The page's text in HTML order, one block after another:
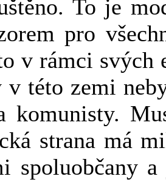
To je
pro
v rámci svých
v této zemi
komunisty.
strana má
spoluobčany